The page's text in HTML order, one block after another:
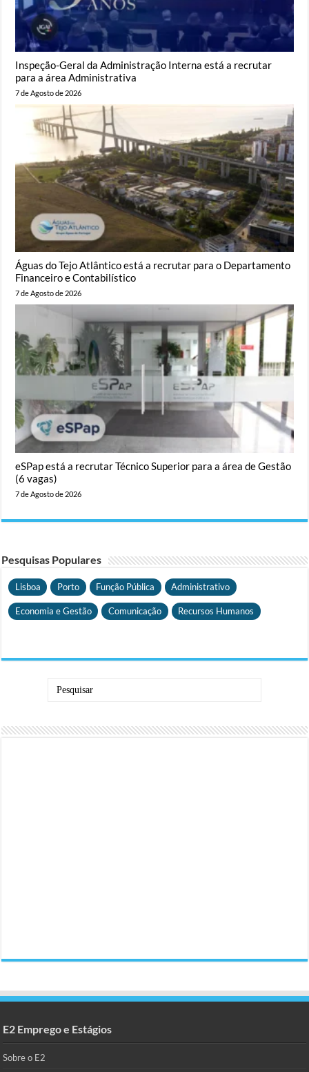
Inspeção-Geral da Administração Interna está a recrutar
para a área Administrativa
7 de Agosto de 2026
Águas do Tejo Atlântico está a recrutar para o Departamento
Financeiro e Contabilístico
7 de Agosto de 2026
eSPap está a recrutar Técnico Superior para a área de Gestão
(6 vagas)
7 de Agosto de 2026
Pesquisas Populares
Lisboa Porto Função Pública Administrativo
Economia e Gestão Comunicação Recursos Humanos
E2 Emprego e Estágios
Sobre o E2